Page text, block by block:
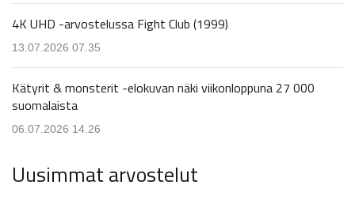
4K UHD -arvostelussa Fight Club (1999)
13.07.2026 07.35
Kätyrit & monsterit -elokuvan näki viikonloppuna 27 000
suomalaista
06.07.2026 14.26
Uusimmat arvostelut